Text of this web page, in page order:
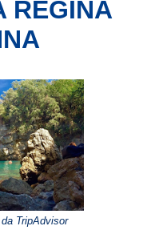
REGINA
TripAdvisor